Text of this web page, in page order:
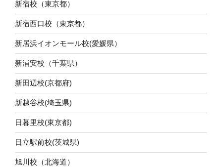
新宿校（東京都）
新宿西口校（東京都）
新居浜イオンモール校(愛媛県）
新浦安校（千葉県）
新田辺校(京都府)
新越谷校(埼玉県)
日暮里校(東京都)
日立駅前校(茨城県)
旭川校（北海道）